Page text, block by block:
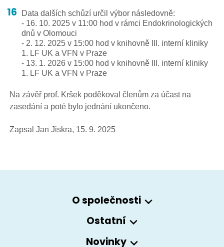
Data dalších schůzí určil výbor následovně:
- 16. 10. 2025 v 11:00 hod v rámci Endokrinologických
dnů v Olomouci
- 2. 12. 2025 v 15:00 hod v knihovně III. interní kliniky
1. LF UK a VFN v Praze
- 13. 1. 2026 v 15:00 hod v knihovně III. interní kliniky
1. LF UK a VFN v Praze
Na závěř prof. Kršek poděkoval členům za účast na
zasedání a poté bylo jednání ukončeno.
Zapsal Jan Jiskra, 15. 9. 2025
O společnosti
Ostatní
Novinky